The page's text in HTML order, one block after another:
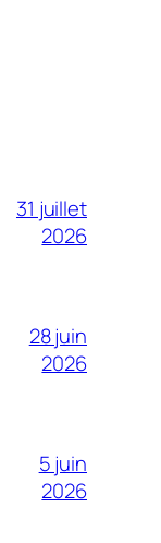
31 juillet
2026
28 juin
2026
5 juin
2026